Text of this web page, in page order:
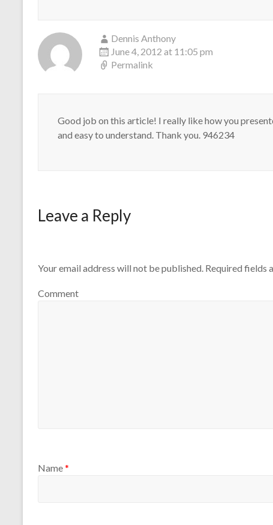
Dennis Anthony
June 4, 2012 at 11:05 pm
Permalink
Good job on this article! I really like how you
and easy to understand. Thank you. 946234
Leave a Reply
Your email address will not be published. Required fields
Comment
Name*